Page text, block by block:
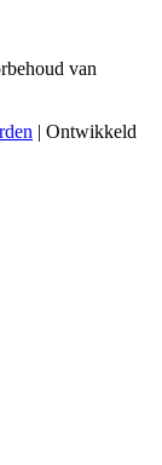
van
| Ontwikkeld